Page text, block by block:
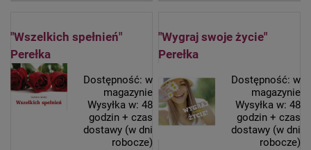
"Wszelkich spełnień"
Perełka
Dostępność: w
magazynie
Wysyłka w: 48
godzin + czas
dostawy (w dni
robocze)
"Wygraj swoje życie"
Perełka
Dostępność: w
magazynie
Wysyłka w: 48
godzin + czas
dostawy (w dni
robocze)